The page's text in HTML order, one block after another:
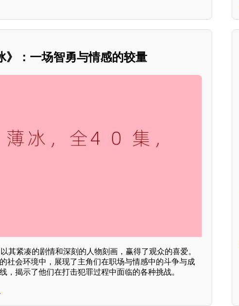
》：一场智勇与情感的较量
其紧凑的剧情和深刻的人物刻画，赢得了观众的喜爱。
社会环境中，展现了主角们在职场与情感中的斗争与成
，揭示了他们在打击犯罪过程中面临的各种挑战。